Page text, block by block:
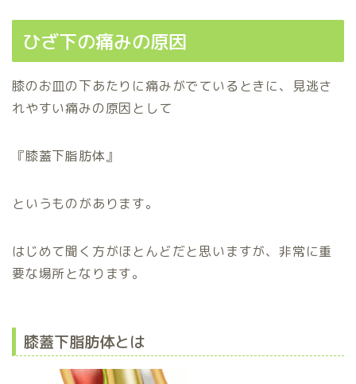
ひざ下の痛みの原因
膝のお皿の下あたりに痛みがでているときに、見逃さ
れやすい痛みの原因として
『膝蓋下脂肪体』
というものがあります。
はじめて聞く方がほとんどだと思いますが、非常に重
要な場所となります。
膝蓋下脂肪体とは